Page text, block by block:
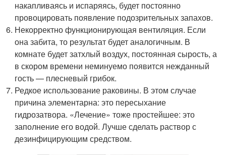
накапливаясь и испаряясь, будет постоянно
провоцировать появление подозрительных запахов.
Некорректно функционирующая вентиляция. Если
она забита, то результат будет аналогичным. В
комнате будет затхлый воздух, постоянная сырость, а
в скором времени неминуемо появится нежданный
гость — плесневый грибок.
Редкое использование раковины. В этом случае
причина элементарна: это пересыхание
гидрозатвора. «Лечение» тоже простейшее: это
заполнение его водой. Лучше сделать раствор с
дезинфицирующим средством.